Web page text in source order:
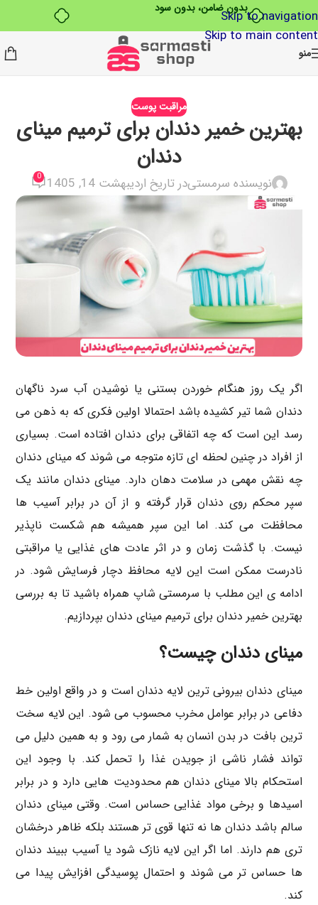
بدون ضامن، بدون سودSkip to navigation
Skip to main content
منو
مراقبت پوست
بهترین خمیر دندان برای ترمیم مینای
دندان
نویسنده سرمستیدر تاریخ اردیبهشت 14, 1405 0
اگر یک روز هنگام خوردن بستنی یا نوشیدن آب سرد ناگهان
دندان شما تیر کشیده باشد احتمالا اولین فکری که به ذهن می
رسد این است که چه اتفاقی برای دندان افتاده است. بسیاری
از افراد در چنین لحظه ای تازه متوجه می شوند که مینای دندان
چه نقش مهمی در سلامت دهان دارد. مینای دندان مانند یک
سپر محکم روی دندان قرار گرفته و از آن در برابر آسیب ها
محافظت می کند. اما این سپر همیشه هم شکست ناپذیر
نیست. با گذشت زمان و در اثر عادت های غذایی یا مراقبتی
نادرست ممکن است این لایه محافظ دچار فرسایش شود. در
ادامه ی این مطلب با سرمستی شاپ همراه باشید تا به بررسی
بهترین خمیر دندان برای ترمیم مینای دندان بپردازیم.
مینای دندان چیست؟
مینای دندان بیرونی ترین لایه دندان است و در واقع اولین خط
دفاعی در برابر عوامل مخرب محسوب می شود. این لایه سخت
ترین بافت در بدن انسان به شمار می رود و به همین دلیل می
تواند فشار ناشی از جویدن غذا را تحمل کند. با وجود این
استحکام بالا مینای دندان هم محدودیت هایی دارد و در برابر
اسیدها و برخی مواد غذایی حساس است. وقتی مینای دندان
سالم باشد دندان ها نه تنها قوی تر هستند بلکه ظاهر درخشان
تری هم دارند. اما اگر این لایه نازک شود یا آسیب ببیند دندان
ها حساس تر می شوند و احتمال پوسیدگی افزایش پیدا می
کند.